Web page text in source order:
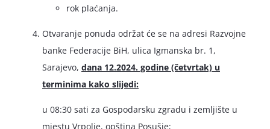
rok plaćanja.
Otvaranje ponuda održat će se na adresi Razvojne
banke Federacije BiH, ulica Igmanska br. 1,
Sarajevo, dana 12.2024. godine (četvrtak) u
terminima kako slijedi:
u 08:30 sati za Gospodarsku zgradu i zemljište u
mjestu Vrpolje, opština Posušje;